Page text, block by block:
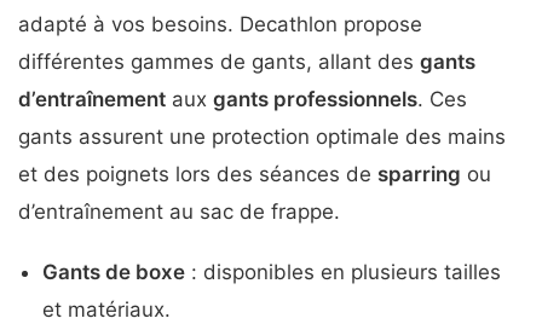
adapté à vos besoins. Decathlon propose
différentes gammes de gants, allant des gants
d’entraînement aux gants professionnels. Ces
gants assurent une protection optimale des mains
et des poignets lors des séances de sparring ou
d’entraînement au sac de frappe.
Gants de boxe : disponibles en plusieurs tailles
et matériaux.